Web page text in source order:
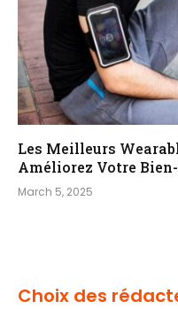
Les Meilleurs
Améliorez Votre
March 5, 2025
Choix des